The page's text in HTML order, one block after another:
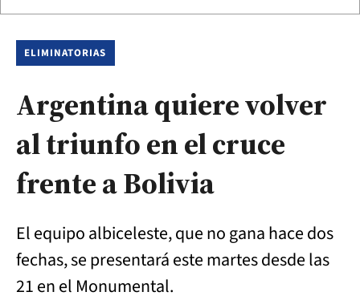
ELIMINATORIAS
Argentina quiere volver
al triunfo en el cruce
frente a Bolivia
El equipo albiceleste, que no gana hace dos
fechas, se presentará este martes desde las
21 en el Monumental.